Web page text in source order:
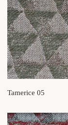
Tamerice 05